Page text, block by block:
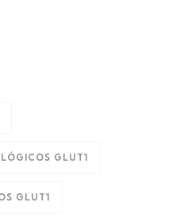
GLUT1
GLUT1